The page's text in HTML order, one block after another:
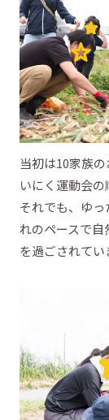
当初は10家族
いにく運動会の
それでも、ゆ
れのペースで
を過ごされてい